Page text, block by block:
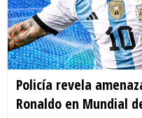
Policía revela
Ronaldo en Mundial